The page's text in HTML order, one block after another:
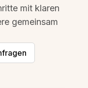
mit klaren
gemeinsam